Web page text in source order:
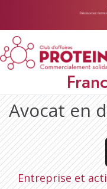
Avocat en
Entreprise et